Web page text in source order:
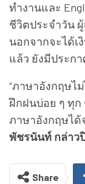
ทำงานและ
ชีวิตประจำวัน
นอกจากจะได้เ
แล้ว ยังมีประก
“ภาษาอังกฤษไ
ฝึกฝนบ่อย ๆ ทุก
ภาษาอังกฤษได้
พัชรนันท์ กล่าว
Share